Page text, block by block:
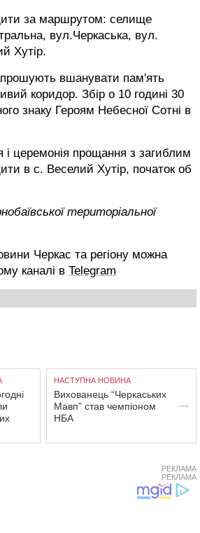
за маршрутом: селище
вул.Черкаська, вул.
Хутір.
вшанувати пам'ять
коридор. Збір о 10 годині 30
знаку Героям Небесної Сотні в
і церемонія прощання з загиблим
в с. Веселий Хутір, початок об
територіальної
Черкас та регіону можна
каналі в Telegram
НАСТУПНА НОВИНА
Вихованець “Черкаських
Мавп” став чемпіоном
НБА
РЕКЛАМА
РЕКЛАМА